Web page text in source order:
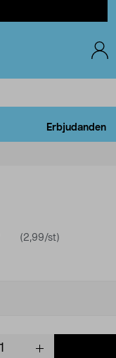
Erbjudanden
(2,99/st)